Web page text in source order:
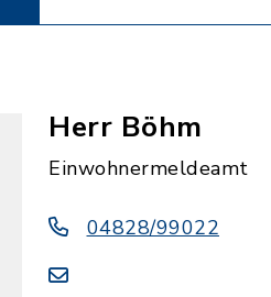
Herr Böhm
Einwohnermeldeamt
04828/99022